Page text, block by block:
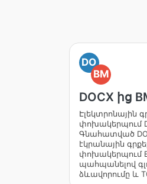
DO
BM
DOCX ից
Էլեկտրոնային
փոխակերպում
Գնահատված
էկրանային
փոխակերպում
պահպանելով
ձևավորումը և